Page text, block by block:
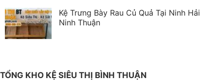
Kệ Trưng Bày Rau Củ Quả Tại Ninh Hải
Ninh Thuận
TỔNG KHO KỆ SIÊU THỊ BÌNH THUẬN